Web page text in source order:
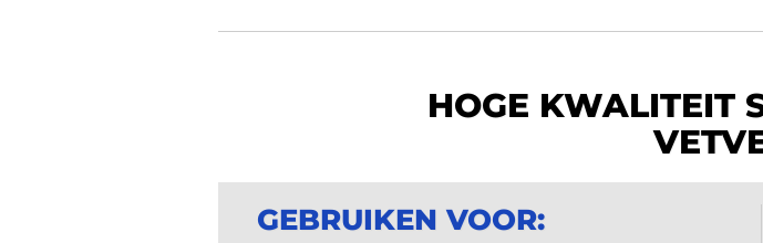
HOGE KWALITEIT
GEBRUIKEN VOOR: